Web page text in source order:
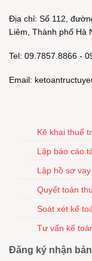
Địa chỉ: Số 112,
Liêm, Thành phố Hà
Tel: 09.7857.8866 -
Email:
Kê khai thuế
Lập báo cáo
Lập hồ sơ
Quyết toán
Soát xét kế
Tư vấn kế
Đăng ký nhận